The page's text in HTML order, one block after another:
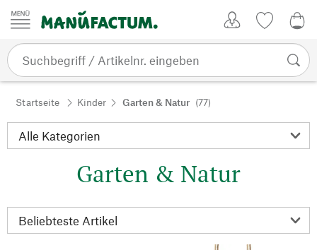
Zum Inhalt springen
Startseite Kinder Garten & Natur (77)
Garten & Natur